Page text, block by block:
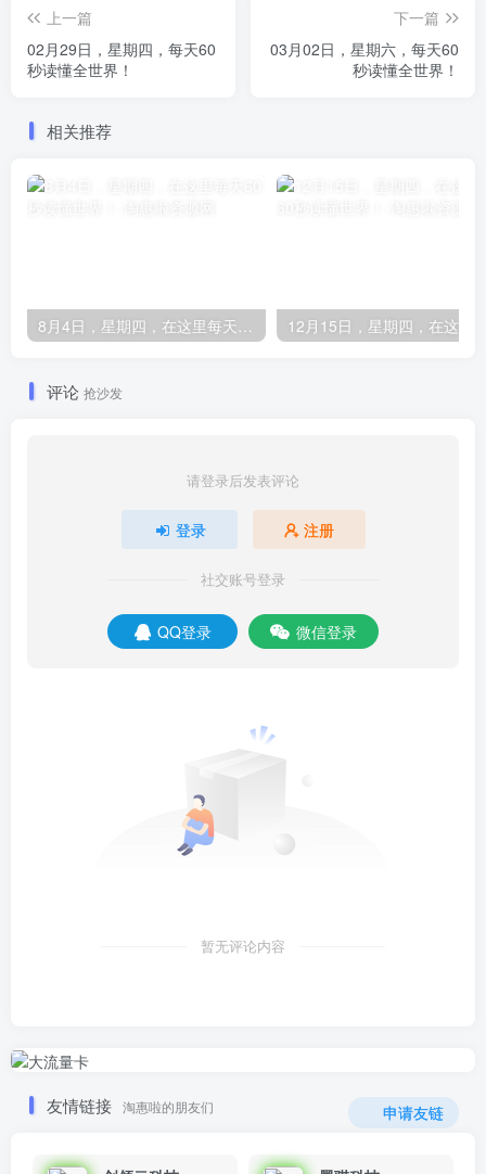
上一篇
02月29日，星期四，每天60
秒读懂全世界！
下一篇
03月02日，星期六，每天60
秒读懂全世界！
相关推荐
评论 抢沙发
请登录后发表评论
登录 注册
社交账号登录
QQ登录 微信登录
暂无评论内容
友情链接 淘惠啦的朋友们 申请友链